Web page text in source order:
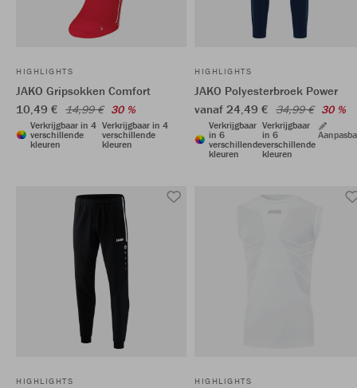
HIGHLIGHTS
JAKO Gripsokken Comfort
10,49 € 14,99 € 30 %
Verkrijgbaar in 4
verschillende
kleuren
Verkrijgbaar in 4
verschillende
kleuren
HIGHLIGHTS
JAKO Polyesterbroek Power
vanaf 24,49 € 34,99 € 30 %
Verkrijgbaar
in 6
verschillende
kleuren
Verkrijgbaar
in 6
verschillende
kleuren
HIGHLIGHTS HIGHLIGHTS